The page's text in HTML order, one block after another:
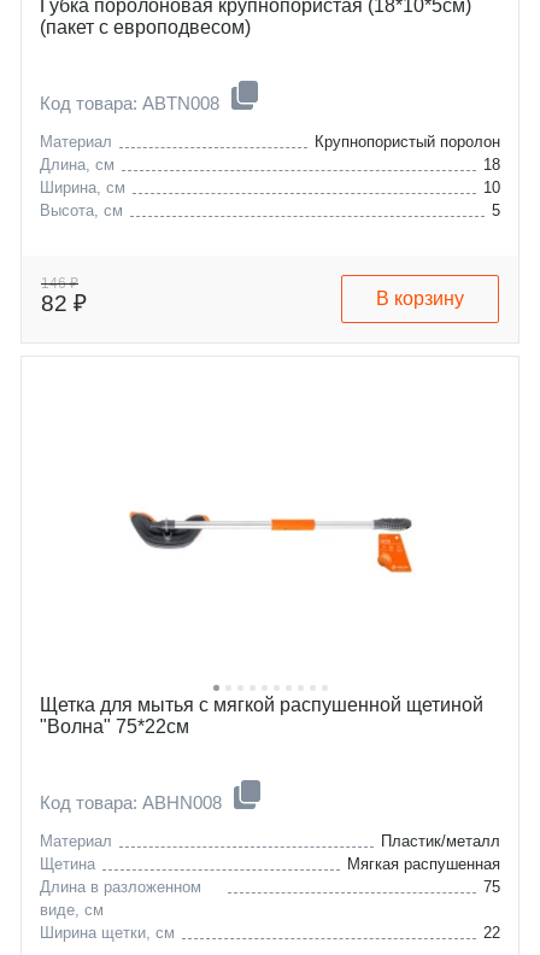
Губка поролоновая крупнопористая (18*10*5см)
(пакет с европодвесом)
Код товара: ABTN008
Материал
Крупнопористый поролон
Длина, см
18
Ширина, см
10
Высота, см
5
146 ₽
82 ₽ В корзину
Щетка для мытья с мягкой распушенной щетиной
"Волна" 75*22см
Код товара: ABHN008
Материал
Пластик/металл
Щетина
Мягкая распушенная
Длина в разложенном
виде, см
75
Ширина щетки, см 22